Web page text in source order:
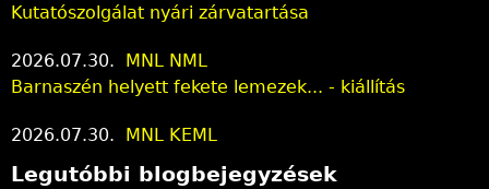
Kutatószolgálat nyári zárvatartása
2026.07.30.
MNL NML
Barnaszén helyett fekete lemezek... - kiállítás
2026.07.30. MNL KEML
Legutóbbi blogbejegyzések